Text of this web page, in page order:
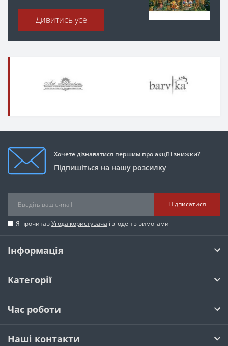
Дивитись усе
Хочете дізнаватися першим про акції і знижки?
Підпишіться на нашу розсилку
Підписатися
Я прочитавУгода користувача і згоден з вимогами
Інформація
Категорії
Час роботи
Наші контакти